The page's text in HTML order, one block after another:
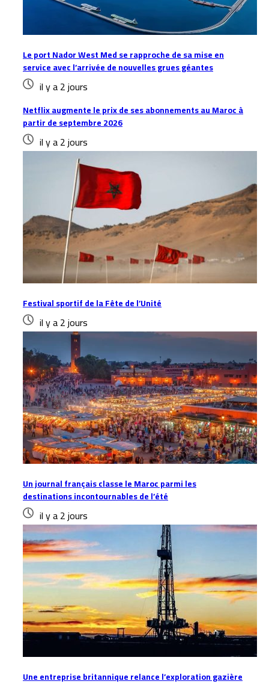
Le port Nador West Med se rapproche de sa mise en
service avec l’arrivée de nouvelles grues géantes
il y a 2 jours
Netflix augmente le prix de ses abonnements au Maroc à
partir de septembre 2026
il y a 2 jours
Festival sportif de la Fête de l’Unité
il y a 2 jours
Un journal français classe le Maroc parmi les
destinations incontournables de l’été
il y a 2 jours
Une entreprise britannique relance l’exploration gazière